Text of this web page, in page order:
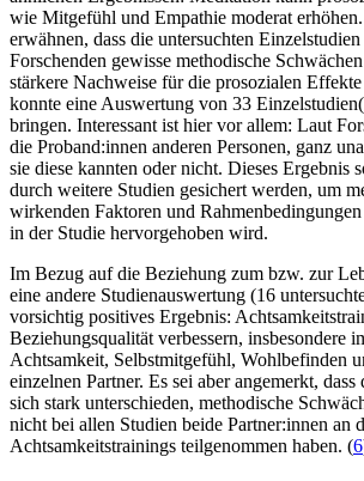
wie Mitgefühl und Empathie moderat
erwähnen, dass die untersuchten Einzelstudien
Forschenden gewisse methodische
stärkere Nachweise für die prosozialen
konnte eine Auswertung von 33 Einzelstudien(
bringen. Interessant ist hier vor allem: Laut
die Proband:innen anderen Personen, ganz
sie diese kannten oder nicht. Dieses Ergebnis
durch weitere Studien gesichert werden, um
wirkenden Faktoren und
in der Studie hervorgehoben wird.
Im Bezug auf die Beziehung zum bzw. zur
eine andere Studienauswertung (16
vorsichtig positives Ergebnis:
Beziehungsqualität verbessern, insbesondere
Achtsamkeit, Selbstmitgefühl, Wohlbefinden
einzelnen Partner. Es sei aber angemerkt,
sich stark unterschieden, methodische
nicht bei allen Studien beide Partner:innen an
Achtsamkeitstrainings teilgenommen haben. (6